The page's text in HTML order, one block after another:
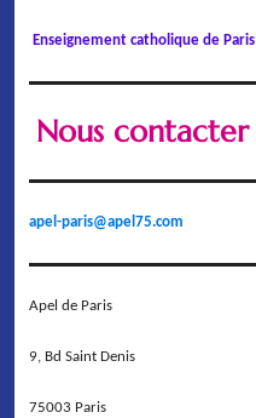
Enseignement catholique de Paris
Nous contacter
apel-paris@apel75.com
Apel de Paris
9, Bd Saint Denis
75003 Paris